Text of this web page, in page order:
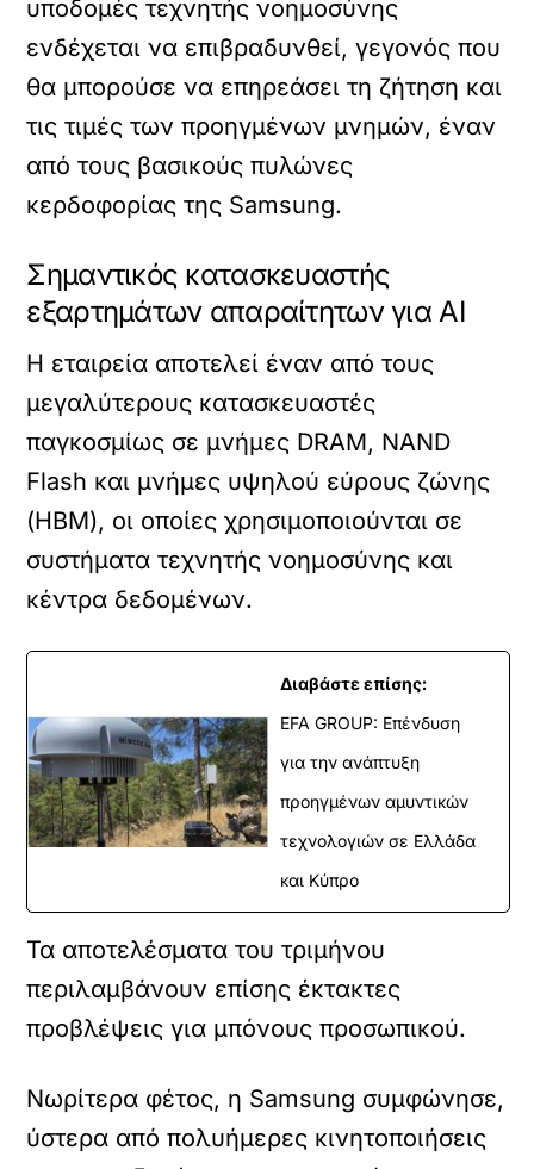
υποδομές τεχνητής νοημοσύνης
ενδέχεται να επιβραδυνθεί, γεγονός που
θα μπορούσε να επηρεάσει τη ζήτηση και
τις τιμές των προηγμένων μνημών, έναν
από τους βασικούς πυλώνες
κερδοφορίας της Samsung.
Σημαντικός κατασκευαστής
εξαρτημάτων απαραίτητων για ΑΙ
Η εταιρεία αποτελεί έναν από τους
μεγαλύτερους κατασκευαστές
παγκοσμίως σε μνήμες DRAM, NAND
Flash και μνήμες υψηλού εύρους ζώνης
(HBM), οι οποίες χρησιμοποιούνται σε
συστήματα τεχνητής νοημοσύνης και
κέντρα δεδομένων.
Διαβάστε επίσης:
EFA GROUP: Επένδυση
για την ανάπτυξη
προηγμένων αμυντικών
τεχνολογιών σε Ελλάδα
και Κύπρο
Τα αποτελέσματα του τριμήνου
περιλαμβάνουν επίσης έκτακτες
προβλέψεις για μπόνους προσωπικού.
Νωρίτερα φέτος, η Samsung συμφώνησε,
ύστερα από πολυήμερες κινητοποιήσεις